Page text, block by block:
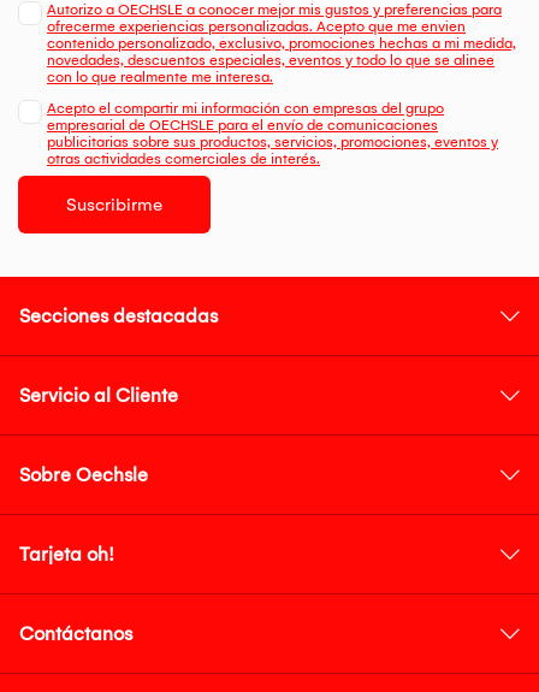
Autorizo a OECHSLE a conocer mejor mis gustos y preferencias para
ofrecerme experiencias personalizadas. Acepto que me envien
contenido personalizado, exclusivo, promociones hechas a mi medida,
novedades, descuentos especiales, eventos y todo lo que se alinee
con lo que realmente me interesa.
Acepto el compartir mi información con empresas del grupo
empresarial de OECHSLE para el envío de comunicaciones
publicitarias sobre sus productos, servicios, promociones, eventos y
otras actividades comerciales de interés.
Suscribirme
Secciones destacadas
Servicio al Cliente
Sobre Oechsle
Tarjeta oh!
Contáctanos